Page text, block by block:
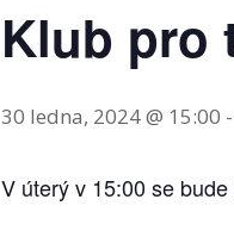
Klub pro
30 ledna, 2024 @ 15:00 -
V úterý v 15:00 se